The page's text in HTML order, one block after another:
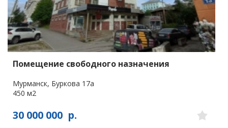
Помещение свободного назначения
Мурманск, Буркова 17а
450 м2
30 000 000 р.